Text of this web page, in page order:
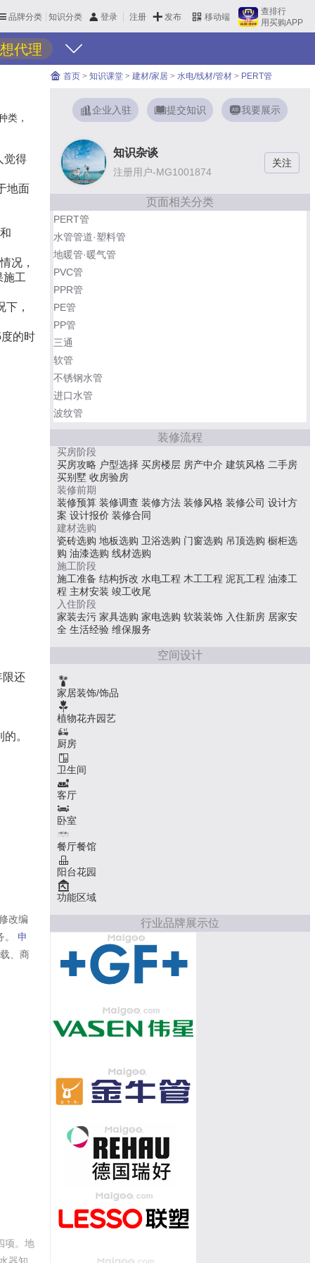
品牌分类 知识分类 登录 注册 发布 移动端
查排行
用买购APP
代理
类，
觉得
地面
况，
工
，
的时
限还
。
改编
申
、商
项。地
器知
首页 > 知识课堂 > 建材/家居 > 水电/线材/管材 > PERT管
企业入驻 提交知识 我要展示
知识杂谈
注册用户-MG1001874
页面相关分类
PERT管
水管管道·塑料管
地暖管·暖气管
PVC管
PPR管
PE管
PP管
三通
软管
不锈钢水管
进口水管
波纹管
装修流程
买房阶段
买房攻略 户型选择 买房楼层 房产中介 建筑风格 二手房
买别墅 收房验房
装修前期
装修预算 装修调查 装修方法 装修风格 装修公司 设计方
案 设计报价 装修合同
建材选购
瓷砖选购 地板选购 卫浴选购 门窗选购 吊顶选购 橱柜选
购 油漆选购 线材选购
施工阶段
施工准备 结构拆改 水电工程 木工工程 泥瓦工程 油漆工
程 主材安装 竣工收尾
入住阶段
家装去污 家具选购 家电选购 软装装饰 入住新房 居家安
全 生活经验 维保服务
空间设计
家居装饰/饰品
植物花卉园艺
厨房
卫生间
客厅
卧室
餐厅餐馆
阳台花园
功能区域
行业品牌展示位